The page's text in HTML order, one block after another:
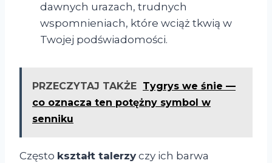
dawnych urazach, trudnych
wspomnieniach, które wciąż tkwią w
Twojej podświadomości.
PRZECZYTAJ TAKŻE Tygrys we śnie —
co oznacza ten potężny symbol w
senniku
Często kształt talerzy czy ich barwa